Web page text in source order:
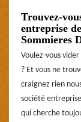
Trouvez-
entreprise
Sommieres
Voulez-vous
? Et vous ne
craignez rien
société
qui cherche